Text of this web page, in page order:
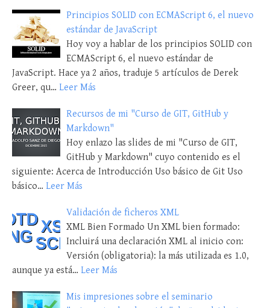
Principios SOLID con ECMAScript 6, el nuevo
estándar de JavaScript
Hoy voy a hablar de los principios SOLID con
ECMAScript 6, el nuevo estándar de
JavaScript. Hace ya 2 años, traduje 5 artículos de Derek
Greer, qu… Leer Más
Recursos de mi "Curso de GIT, GitHub y
Markdown"
Hoy enlazo las slides de mi "Curso de GIT,
GitHub y Markdown" cuyo contenido es el
siguiente: Acerca de Introducción Uso básico de Git Uso
básico… Leer Más
Validación de ficheros XML
XML Bien Formado Un XML bien formado:
Incluirá una declaración XML al inicio con:
Versión (obligatoria): la más utilizada es 1.0,
aunque ya está… Leer Más
Mis impresiones sobre el seminario